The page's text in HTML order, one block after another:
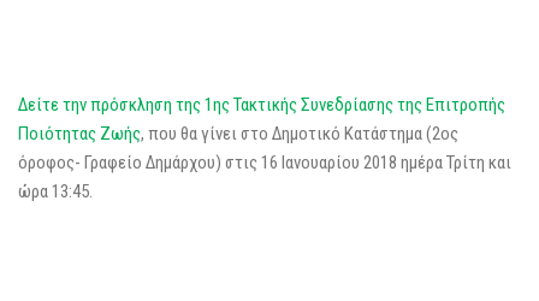
Δείτε την πρόσκληση της 1ης Τακτικής Συνεδρίασης της Επιτροπής
Ποιότητας Ζωής, που θα γίνει στο Δημοτικό Κατάστημα (2ος
όροφος- Γραφείο Δημάρχου) στις 16 Ιανουαρίου 2018 ημέρα Τρίτη και
ώρα 13:45.